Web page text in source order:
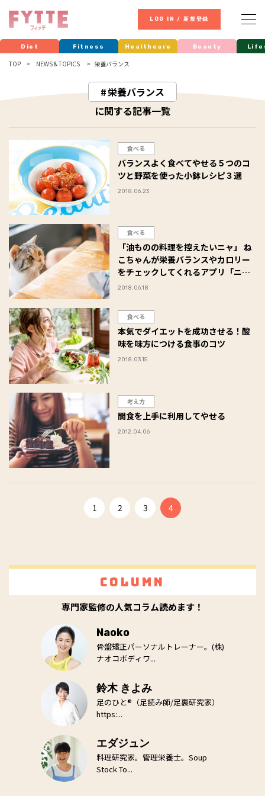
LOG IN / 新規登録
Diet Fitness Healthcare Beauty
TOP NEWS & TOPICS 栄養バランス
栄養バランス
に関する記事一覧
食べる
バランスよく食べてやせる５つのコ
ツと野菜を使った小鉢レシピ３選
2018.06.23
食べる
「油ものの料理を控えたいニャ」 ね
こちゃんが栄養バランスやカロリー
をチェックしてくれるアプリ「ニャ
に食べた？」
2018.06.18
食べる
本気でダイエットを成功させる！酸
味を味方につける食事のコツ
2018.03.15
考え方
間食を上手に利用してやせる
2012.04.06
1 2 3 4
Column
専門家監修の人気コラム読めます！
Naoko
骨盤矯正パーソナルトレーナー。(株)
ナオコボディワ...
鈴木 きよみ
足のひと®（足読み師/足裏研究家）
https:...
エダジュン
料理研究家。管理栄養士。Soup
Stock To...